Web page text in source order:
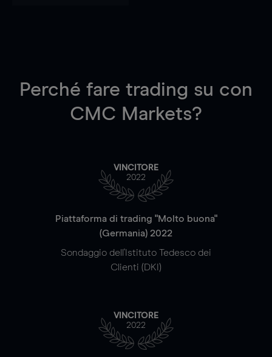
Perché fare trading su con
CMC Markets?
VINCITORE
2022
Piattaforma di trading "Molto buona"
(Germania) 2022
Sondaggio dell'Istituto Tedesco dei
Clienti (DKI)
VINCITORE
2022